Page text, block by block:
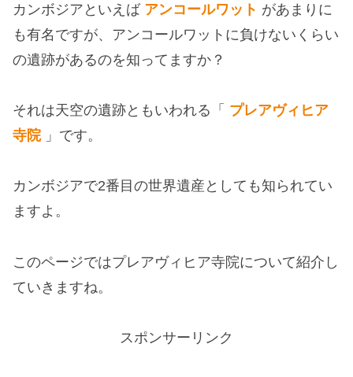
カンボジアといえば アンコールワット があまりに
も有名ですが、アンコールワットに負けないくらい
の遺跡があるのを知ってますか？
それは天空の遺跡ともいわれる「 プレアヴィヒア
寺院 」です。
カンボジアで2番目の世界遺産としても知られてい
ますよ。
このページではプレアヴィヒア寺院について紹介し
ていきますね。
スポンサーリンク